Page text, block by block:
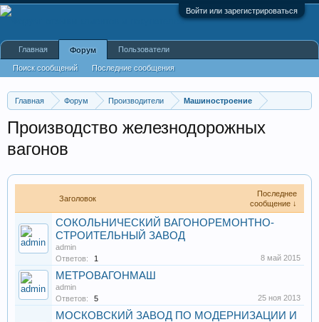
Войти или зарегистрироваться
Главная Форум Производители Машиностроение
Производство железнодорожных
вагонов
Заголовок
Последнее
сообщение ↓
СОКОЛЬНИЧЕСКИЙ ВАГОНОРЕМОНТНО-
СТРОИТЕЛЬНЫЙ ЗАВОД
admin
Ответов:
1 8 май 2015
МЕТРОВАГОНМАШ
admin
Ответов:
5 25 ноя 2013
МОСКОВСКИЙ ЗАВОД ПО МОДЕРНИЗАЦИИ И
Главная Форум
Поиск сообщений Последние сообщения
Пользователи